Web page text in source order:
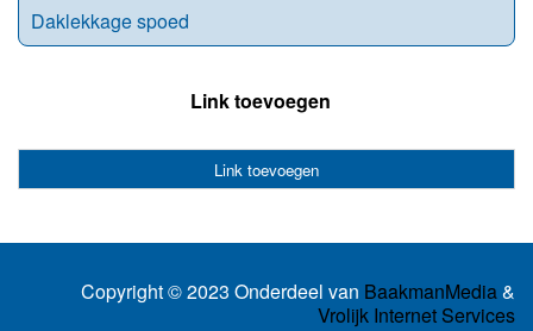
Daklekkage spoed
Link toevoegen
Link toevoegen
Copyright © 2023 Onderdeel van BaakmanMedia&
Vrolijk Internet Services